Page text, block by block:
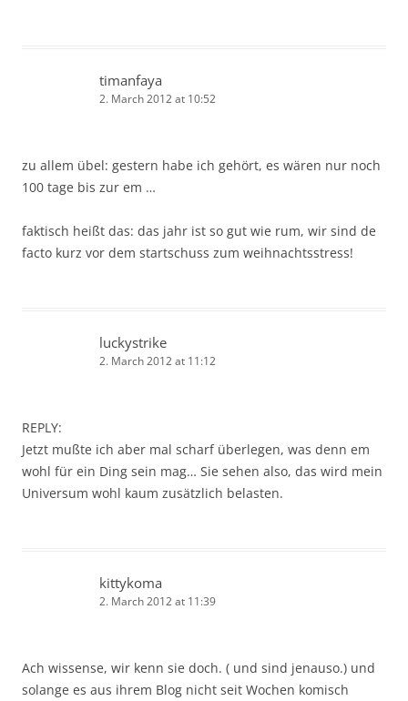
timanfaya
2. March 2012 at 10:52
zu allem übel: gestern habe ich gehört, es wären nur noch
100 tage bis zur em …
faktisch heißt das: das jahr ist so gut wie rum, wir sind de
facto kurz vor dem startschuss zum weihnachtsstress!
luckystrike
2. March 2012 at 11:12
REPLY:
Jetzt mußte ich aber mal scharf überlegen, was denn em
wohl für ein Ding sein mag… Sie sehen also, das wird mein
Universum wohl kaum zusätzlich belasten.
kittykoma
2. March 2012 at 11:39
Ach wissense, wir kenn sie doch. ( und sind jenauso.) und
solange es aus ihrem Blog nicht seit Wochen komisch